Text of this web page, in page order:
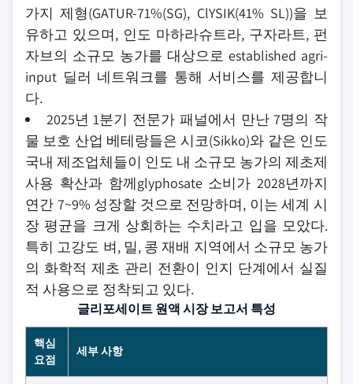
가지 제형(GATUR-71%(SG), ClYSIK(41% SL))을 보
유하고 있으며, 인도 마하라슈트라, 구자라트, 펀
자브의 소규모 농가를 대상으로 established agri-
input 딜러 네트워크를 통해 서비스를 제공합니
다.
2025년 1분기 전문가 패널에서 만난 7명의 작
물 보호 산업 베테랑들은 시코(Sikko)와 같은 인도
국내 제조업체들이 인도 내 소규모 농가의 제초제
사용 확산과 함께glyphosate 소비가 2028년까지
연간 7~9% 성장할 것으로 전망하며, 이는 세계 시
장 평균을 크게 상회하는 수치라고 입을 모았다.
특히 고강도 벼, 밀, 콩 재배 지역에서 소규모 농가
의 화학적 제초 관리 전환이 인지 단계에서 실질
적 사용으로 정착되고 있다.
글리포세이트 원액 시장 보고서 특성
핵심
요점
세부 사항